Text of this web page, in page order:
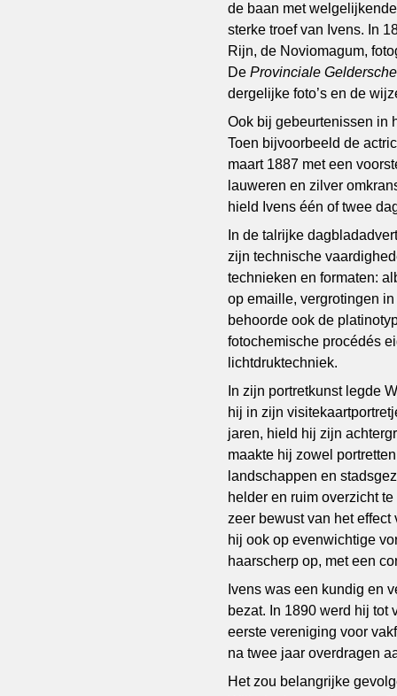
de baan met
sterke troef van Ivens. In
Rijn, de Noviomagum,
DeProvinciale
dergelijke foto’s en de
Ook bij gebeurtenissen in
Toen bijvoorbeeld de
maart 1887 met een
lauweren en zilver
hield Ivens één of twee
In de talrijke
zijn technische
technieken en formaten:
op emaille, vergrotingen
behoorde ook de
fotochemische procédés
lichtdruktechniek.
In zijn portretkunst legde
hij in zijn
jaren, hield hij zijn
maakte hij zowel
landschappen en
helder en ruim overzicht
zeer bewust van het
hij ook op evenwichtige
haarscherp op, met een
Ivens was een kundig en
bezat. In 1890 werd hij tot
eerste vereniging voor
na twee jaar overdragen
Het zou belangrijke